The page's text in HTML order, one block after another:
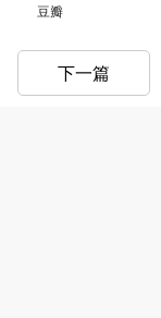
豆瓣
下一篇